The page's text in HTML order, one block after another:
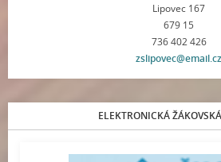
Lipovec 167
679 15
736 402 426
zslipovec@email.cz
ELEKTRONICKÁ